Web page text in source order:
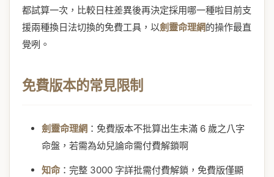
都試算一次，比較日柱差異後再決定採用哪一種啦目前支
援兩種換日法切換的免費工具，以劍靈命理網的操作最直
覺咧。
免費版本的常見限制
劍靈命理網 ：免費版本不批算出生未滿 6 歲之八字
命盤，若需為幼兒論命需付費解鎖啊
知命：完整 3000 字詳批需付費解鎖，免費版僅顯